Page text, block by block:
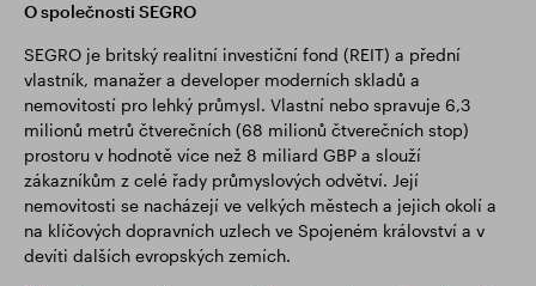
O společnosti SEGRO
SEGRO je britský realitní investiční fond (REIT) a přední
vlastník, manažer a developer moderních skladů a
nemovitostí pro lehký průmysl. Vlastní nebo spravuje 6,3
milionů metrů čtverečních (68 milionů čtverečních stop)
prostoru v hodnotě více než 8 miliard GBP a slouží
zákazníkům z celé řady průmyslových odvětví. Její
nemovitosti se nacházejí ve velkých městech a jejich okolí a
na klíčových dopravních uzlech ve Spojeném království a v
devíti dalších evropských zemích.